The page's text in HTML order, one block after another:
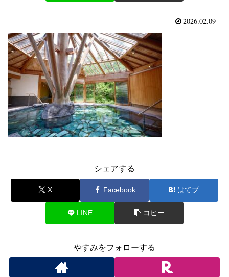
2026.02.09
シェアする
X Facebook はてブ
LINE コピー
やすみをフォローする